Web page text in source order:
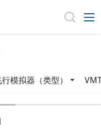
模拟器（类型）